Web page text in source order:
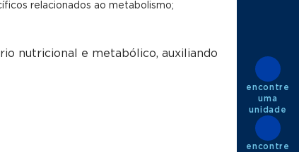
relacionados ao metabolismo;
nutricional e metabólico, auxiliando
encontre
uma
unidade
encontre